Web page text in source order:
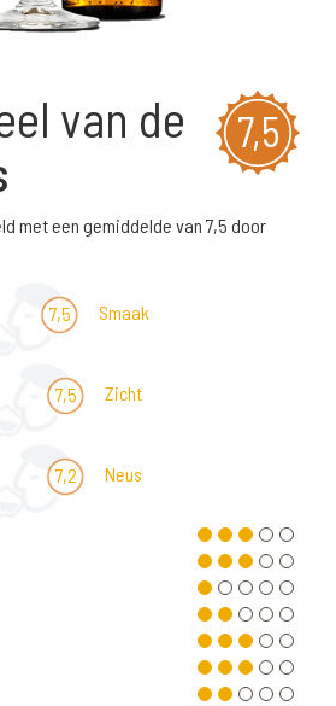
7,5
van de
met een gemiddelde van 7,5 door
7,5 Smaak
7,5 Zicht
7,2 Neus